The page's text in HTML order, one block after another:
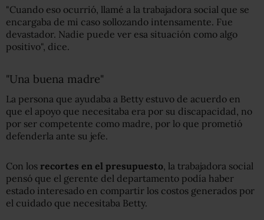
"Cuando eso ocurrió, llamé a la trabajadora social que se
encargaba de mi caso sollozando intensamente. Fue
devastador. Nadie puede ver esa situación como algo
positivo", dice.
"Una buena madre"
La persona que ayudaba a Betty estuvo de acuerdo en
que el apoyo que necesitaba era por su discapacidad, no
por ser competente como madre, por lo que prometió
defenderla ante su jefe.
Con los recortes en el presupuesto, la trabajadora social
pensó que el gerente del departamento podía haber
estado interesado en compartir los costos generados por
el cuidado que necesitaba Betty.